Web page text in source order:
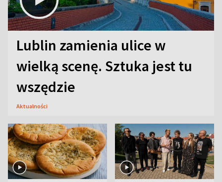
Lublin zamienia ulice w
wielką scenę. Sztuka jest tu
wszędzie
Aktualności